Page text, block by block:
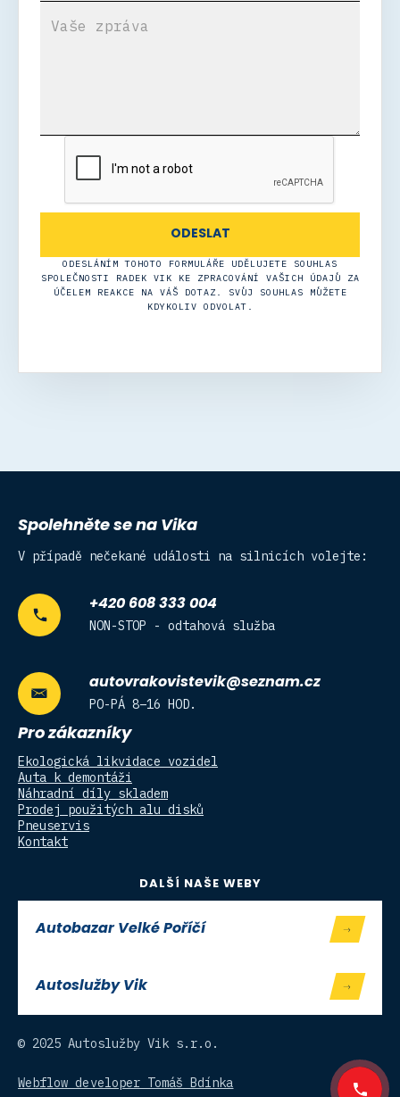
ODESLÁNÍM TOHOTO FORMULÁŘE UDĚLUJETE SOUHLAS
SPOLEČNOSTI RADEK VIK KE ZPRACOVÁNÍ VAŠICH ÚDAJŮ ZA
ÚČELEM REAKCE NA VÁŠ DOTAZ. SVŮJ SOUHLAS MŮŽETE
KDYKOLIV ODVOLAT.
Spolehněte se na Vika
V případě nečekané události na silnicích volejte:
+420 608 333 004
NON-STOP - odtahová služba
autovrakovistevik@seznam.cz
PO-PÁ 8–16 HOD.
Pro zákazníky
Ekologická likvidace vozidel
Auta k demontáži
Náhradní díly skladem
Prodej použitých alu disků
Pneuservis
Kontakt
DALŠÍ NAŠE WEBY
Autobazar Velké Poříčí
Autoslužby Vik
© 2025 Autoslužby Vik s.r.o.
Webflow developer Tomáš Bdínka